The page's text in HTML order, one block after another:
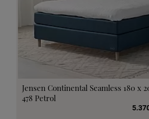
Jensen Continental Seamless 180 x
478 Petrol